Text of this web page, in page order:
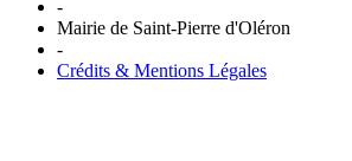
-
Mairie de Saint-Pierre d'Oléron
-
Crédits & Mentions Légales